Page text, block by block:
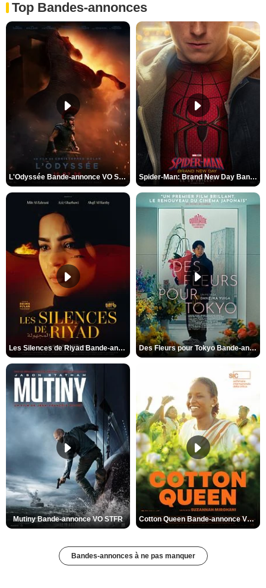
Top Bandes-annonces
L'Odyssée Bande-annonce VO STFR Spider-Man: Brand New Day Bande-annonce VO STFR
Les Silences de Riyad Bande-annonce VO STFR Des Fleurs pour Tokyo Bande-annonce VO STFR
Mutiny Bande-annonce VO STFR Cotton Queen Bande-annonce VO STFR
Bandes-annonces à ne pas manquer